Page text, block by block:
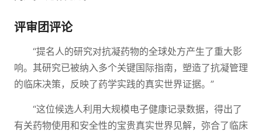
评审团评论
“提名人的研究对抗凝药物的全球处方产生了重大影
响。其研究已被纳入多个关键国际指南，塑造了抗凝管理
的临床决策，反映了药学实践的真实世界证据。”
“这位候选人利用大规模电子健康记录数据，得出了
有关药物使用和安全性的宝贵真实世界见解，弥合了临床